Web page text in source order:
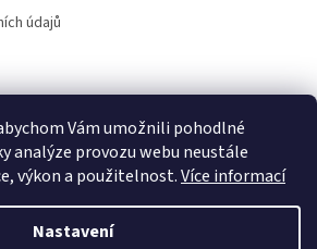
Vám umožnili pohodlné
analýze provozu webu neustále
výkon a použitelnost.Více informací
Nastavení
údajů
Vytvořil Shoptet